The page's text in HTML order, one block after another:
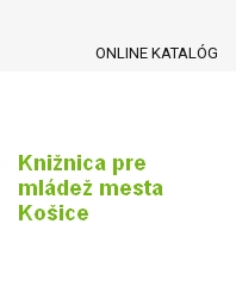
ONLINE KATALÓG